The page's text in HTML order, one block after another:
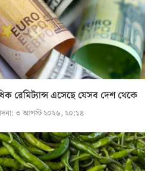
রেমিট্যান্স এসেছে যেসব দেশ থেকে
৩ আগস্ট ২০২৬, ২০:১৪